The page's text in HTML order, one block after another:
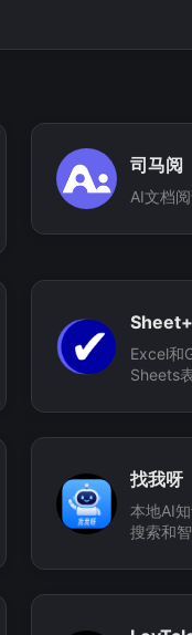
司马阅
AI文档
Sheet+
Excel和
Sheets
找我呀
本地AI
搜索和